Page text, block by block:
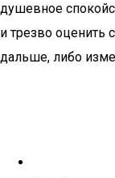
душевное
и трезво оценить
дальше, либо